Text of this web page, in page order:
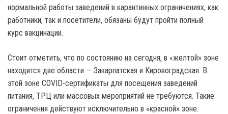
нормальной работы заведений в карантинных ограничениях, как
работники, так и посетители, обязаны будут пройти полный
курс вакцинации.
Стоит отметить, что по состоянию на сегодня, в «желтой» зоне
находится две области — Закарпатская и Кировоградская. В
этой зоне COVID-сертификаты для посещения заведений
питания, ТРЦ или массовых мероприятий не требуются. Такие
ограничения действуют исключительно в «красной» зоне.